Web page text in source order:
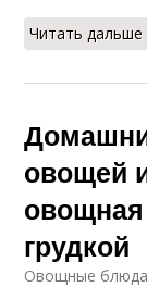
Читать
овощей
овощная
грудкой
Овощные